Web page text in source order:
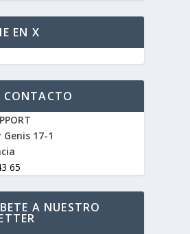
EN X
CONTACTO
Genis 17-1
65
A NUESTRO